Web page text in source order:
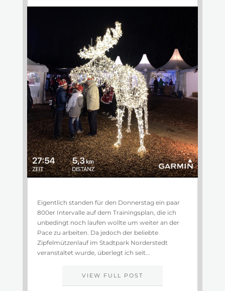
Eigentlich standen für den Donnerstag ein paar
800er Intervalle auf dem Trainingsplan, die ich
unbedingt noch laufen wollte um weiter an der
Pace zu arbeiten. Da jedoch der beliebte
Zipfelmützenlauf im Stadtpark Norderstedt
veranstaltet wurde, überlegt ich seit...
VIEW FULL POST